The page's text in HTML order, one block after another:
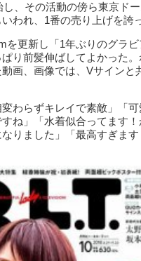
、その活動の傍ら東京ド
われ、1番の売り上げを誇
を更新し「1年ぶりのグラ
り前髪伸ばしてよかった
画、画像では、Vサインと
わらずキレイで素敵」「
ね」「水着似合ってます
りました」「最高すぎま